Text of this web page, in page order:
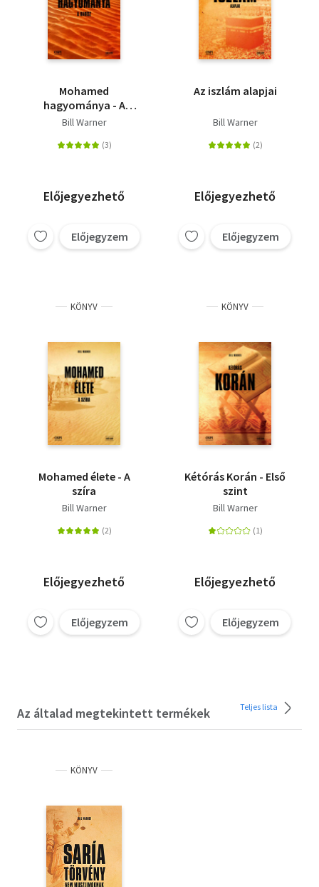
Mohamed
hagyománya - A
hadísz
Bill Warner
Előjegyezhető
Előjegyzem
Az iszlám alapjai
Bill Warner
Előjegyezhető
Előjegyzem
KÖNYV
Mohamed élete - A
szíra
Bill Warner
Előjegyezhető
Előjegyzem
KÖNYV
Kétórás Korán - Első
szint
Bill Warner
Előjegyezhető
Előjegyzem
Az általad megtekintett termékek Teljes lista
KÖNYV